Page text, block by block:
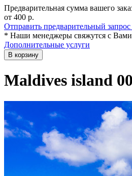
Предварительная сумма вашего
от 400 р.
Отправить предварительный
* Наши менеджеры свяжутся с Вами
Дополнительные услуги
В корзину
Maldives island